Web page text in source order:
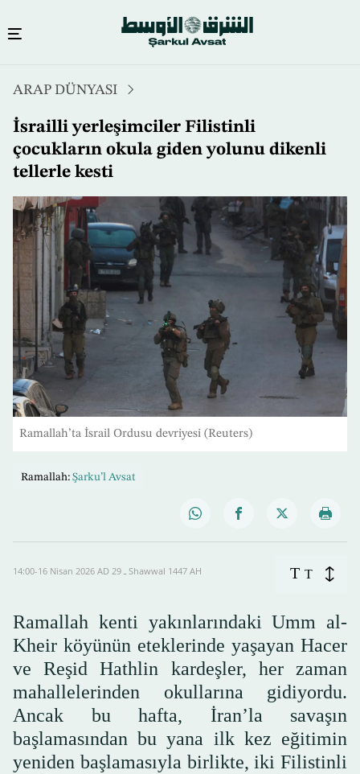
atla
ARAP DÜNYASI
İsrailli yerleşimciler Filistinli
çocukların okula giden yolunu dikenli
tellerle kesti
Ramallah’ta İsrail Ordusu devriyesi (Reuters)
Ramallah: Şarku’l Avsat
14:00-16 Nisan 2026 AD ـ 29 Shawwal 1447 AH T T
Ramallah kenti yakınlarındaki Umm al-
Kheir köyünün eteklerinde yaşayan Hacer
ve Reşid Hathlin kardeşler, her zaman
mahallelerinden okullarına gidiyordu.
Ancak bu hafta, İran’la savaşın
başlamasından bu yana ilk kez eğitimin
yeniden başlamasıyla birlikte, iki Filistinli